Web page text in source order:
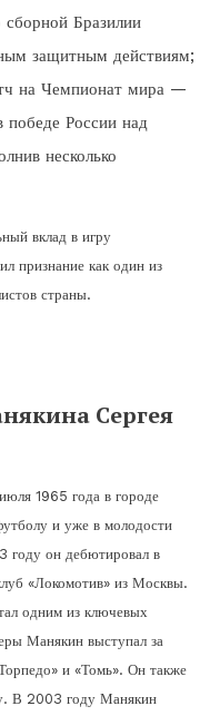
Бразилии
защитным действиям;
на Чемпионат мира —
победе России над
несколько
вклад в игру
признание как один из
страны.
Сергея
1965 года в городе
и уже в молодости
году он дебютировал в
«Локомотив» из Москвы.
одним из ключевых
Манякин выступал за
и «Томь». Он также
В 2003 году Манякин